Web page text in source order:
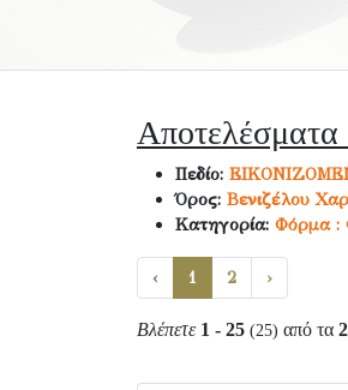
Αποτελέσματα
Πεδίο:
Όρος: Βενιζέλου
Κατηγορία: Φόρμα :
‹ 1 2 ›
Βλέπετε 1 - 25 (25) από τα